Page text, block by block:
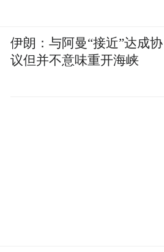
伊朗：与阿曼“接近”达成协
议但并不意味重开海峡